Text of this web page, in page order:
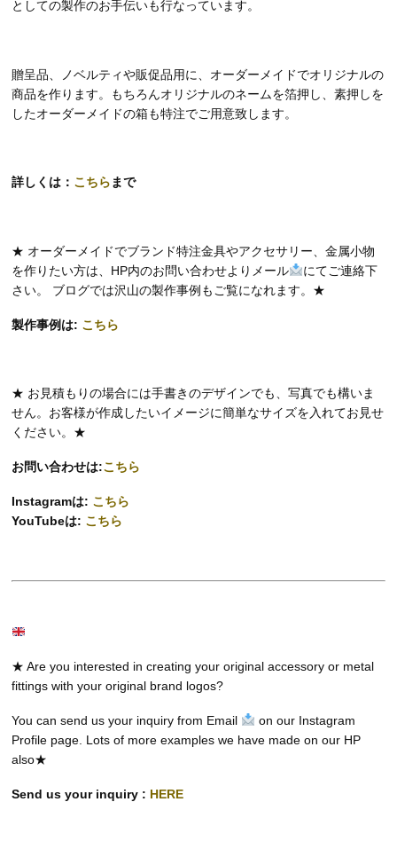
としての製作のお手伝いも行なっています。
贈呈品、ノベルティや販促品用に、オーダーメイドでオリジナルの
商品を作ります。
もちろんオリジナルのネームを箔押し、素押しを
したオーダーメイドの箱も特注でご用意致します。
詳しくは： こちらまで
★ オーダーメイドでブランド特注金具やアクセサリー、金属小物
を作りたい方は、HP内のお問い合わせよりメール
にてご連絡下
さい。 ブログでは沢山の製作事例もご覧になれます。★
製作事例は: こちら
★ お見積もりの場合には手書きのデザインでも、写真でも構いま
せん。お客様が作成したいイメージに簡単なサイズを入れてお見せ
ください。★
お問い合わせは:こちら
Instagramは: こちら
YouTubeは: こちら
★ Are you interested in creating your original accessory or metal
fittings with your original brand logos?
You can send us your inquiry from Email
on our Instagram
Profile page. Lots of more examples we have made on our HP
also★
Send us your inquiry : HERE